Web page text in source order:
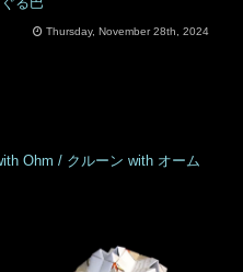
Thursday, November 28th, 2024
Ohm / クルーン with オーム